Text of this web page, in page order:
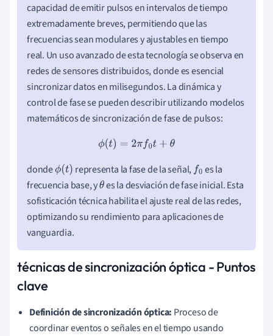
capacidad de emitir pulsos en intervalos de tiempo
extremadamente breves, permitiendo que las
frecuencias sean modulares y ajustables en tiempo
real. Un uso avanzado de esta tecnología se observa en
redes de sensores distribuidos, donde es esencial
sincronizar datos en milisegundos. La dinámica y
control de fase se pueden describir utilizando modelos
matemáticos de sincronización de fase de pulsos:
ϕ (t)= 2πf0t+ θ
dondeϕ(t) representa la fase de la señal, f0 es la
frecuencia base, yθes la desviación de fase inicial. Esta
sofisticación técnica habilita el ajuste real de las redes,
optimizando su rendimiento para aplicaciones de
vanguardia.
técnicas de sincronización óptica - Puntos
clave
Definición de sincronización óptica: Proceso de
coordinar eventos o señales en el tiempo usando